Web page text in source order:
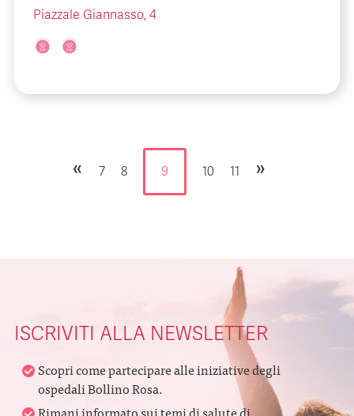
Piazzale Giannasso, 4
« 7 8 9 10 11 »
ISCRIVITI ALLA NEWSLETTER
Scopri come partecipare alle iniziative degli
ospedali Bollino Rosa.